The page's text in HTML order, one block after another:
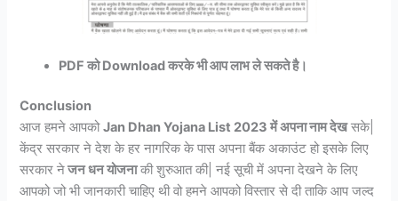
PDF को Download करके भी आप लाभ ले सकते है।
Conclusion
आज हमने आपकोJan Dhan Yojana List 2023 में अपना नाम देखसके|
केंद्र सरकार ने देश के हर नागरिक के पास अपना बैंक अकाउंट हो इसके लिए
सरकार नेजन धन योजनाकी शुरुआत की| नई सूची में अपना देखने के लिए
आपको जो भी जानकारी चाहिए थी वो हमने आपको विस्तार से दी ताकि आप जल्द